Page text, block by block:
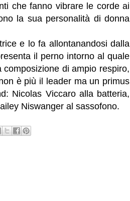
che fanno vibrare le corde ai
la sua personalità di donna
e lo fa allontanandosi dalla
il perno intorno al quale
composizione di ampio respiro,
è più il leader ma un primus
Nicolas Viccaro alla batteria,
Niswanger al sassofono.